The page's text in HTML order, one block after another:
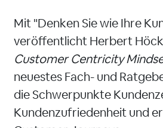
Mit "Denken Sie wie Ihre
veröffentlicht Herbert
Customer Centricity
neuestes Fach- und
die Schwerpunkte
Kundenzufriedenheit und